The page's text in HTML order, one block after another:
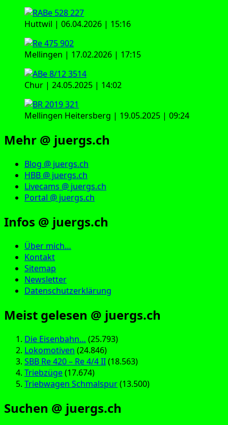
Huttwil | 06.04.2026 | 15:16
Mellingen | 17.02.2026 | 17:15
Chur | 24.05.2025 | 14:02
Mellingen Heitersberg | 19.05.2025 | 09:24
Mehr @ juergs.ch
Blog @ juergs.ch
HBB @ juergs.ch
Livecams @ juergs.ch
Portal @ juergs.ch
Infos @ juergs.ch
Über mich…
Kontakt
Sitemap
Newsletter
Datenschutzerklärung
Meist gelesen @ juergs.ch
Die Eisenbahn… (25.793)
Lokomotiven (24.846)
SBB Re 420 – Re 4/4 II(18.563)
Triebzüge(17.674)
Triebwagen Schmalspur(13.500)
Suchen @ juergs.ch